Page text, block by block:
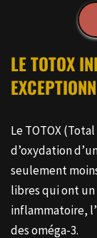
LE TOTOX
Le TOTOX
d’oxydation
seulement
libres qui ont
inflammatoire,
des oméga-3.